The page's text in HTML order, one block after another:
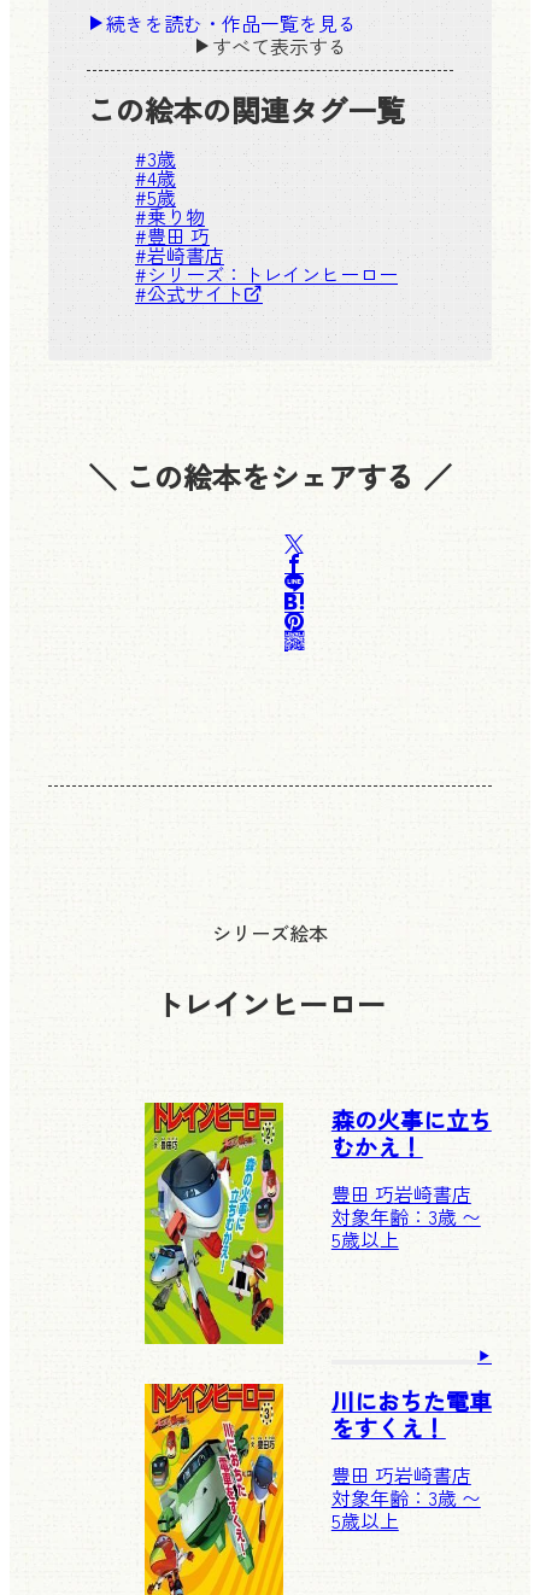
続きを読む・作品一覧を見る
すべて表示する
この絵本の関連タグ一覧
#3歳
#4歳
#5歳
#乗り物
#豊田 巧
#岩崎書店
#シリーズ： トレインヒーロー
#公式サイト
＼ この絵本をシェアする ／
シリーズ絵本
トレインヒーロー
森の火事に立ち
むかえ！
豊田 巧岩崎書店
対象年齢：3歳 〜
5歳以上
川におちた電車
をすくえ！
豊田 巧岩崎書店
対象年齢：3歳 〜
5歳以上